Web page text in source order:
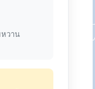
หวาน